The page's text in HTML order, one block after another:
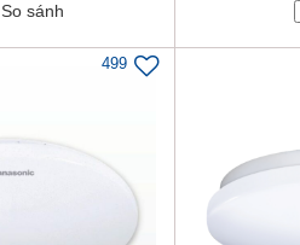
So sánh
499